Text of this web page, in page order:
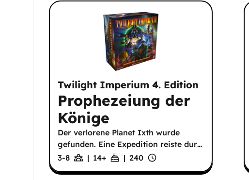
Twilight Imperium 4. Edition
Prophezeiung der
Könige
Der verlorene Planet Ixth wurde
gefunden. Eine Expedition reiste dur…
3-8
| 14+ | 240